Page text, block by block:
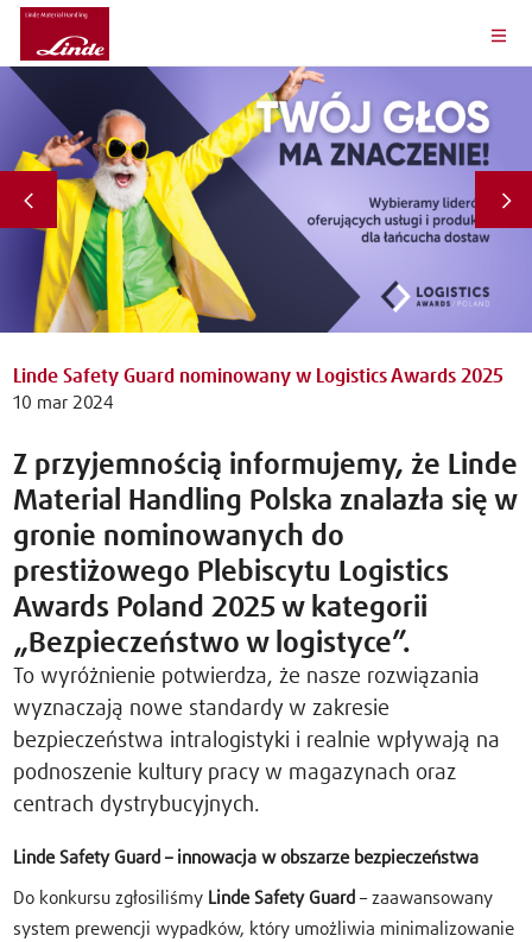
Linde Safety Guard nominowany w Logistics Awards 2025
10 mar 2024
Z przyjemnością informujemy, że Linde
Material Handling Polska znalazła się w
gronie nominowanych do
prestiżowego Plebiscytu Logistics
Awards Poland 2025 w kategorii
„Bezpieczeństwo w logistyce”.
To wyróżnienie potwierdza, że nasze rozwiązania
wyznaczają nowe standardy w zakresie
bezpieczeństwa intralogistyki i realnie wpływają na
podnoszenie kultury pracy w magazynach oraz
centrach dystrybucyjnych.
Linde Safety Guard – innowacja w obszarze bezpieczeństwa
Do konkursu zgłosiliśmy Linde Safety Guard – zaawansowany
system prewencji wypadków, który umożliwia minimalizowanie